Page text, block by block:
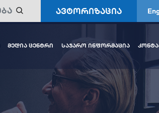
ავტორიზაცია
მედია ცენტრი საჯარო ინფორმაცია